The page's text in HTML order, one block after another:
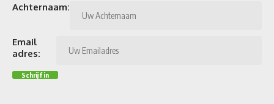
Achternaam:
Email
adres: